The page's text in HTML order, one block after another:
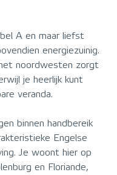
A en maar liefst
energiezuinig.
noordwesten zorgt
je heerlijk kunt
veranda.
binnen handbereik
Engelse
Je woont hier op
en Floriande,